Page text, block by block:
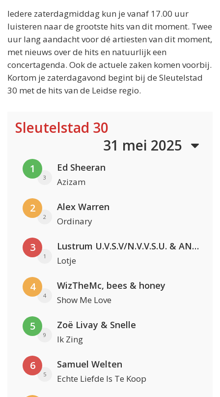
Iedere zaterdagmiddag kun je vanaf 17.00 uur
luisteren naar de grootste hits van dit moment. Twee
uur lang aandacht voor dé artiesten van dit moment,
met nieuws over de hits en natuurlijk een
concertagenda. Ook de actuele zaken komen voorbij.
Kortom je zaterdagavond begint bij de Sleutelstad
30 met de hits van de Leidse regio.
Sleutelstad 30
31 mei 2025
1
3
Ed Sheeran
Azizam
2
2
Alex Warren
Ordinary
3
1
Lustrum U.V.S.V/N.V.V.S.U. & ANNO ONS & Jopke van Dobbenburgh & Roeland Beelen
Lotje
4
4
WizTheMc, bees & honey
Show Me Love
5
9
Zoë Livay & Snelle
Ik Zing
6
5
Samuel Welten
Echte Liefde Is Te Koop